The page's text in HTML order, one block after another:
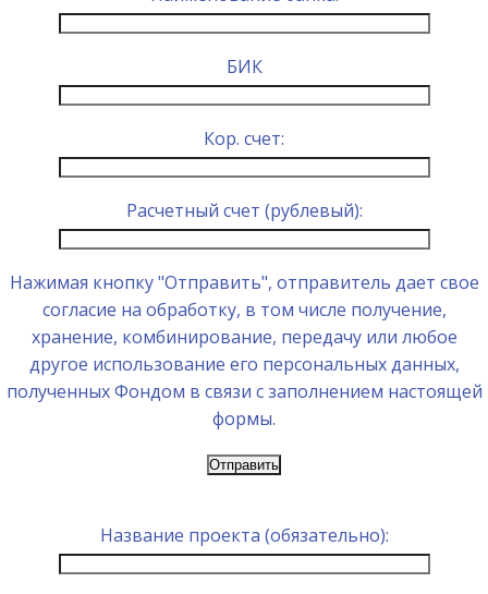
БИК
Кор. счет:
Расчетный счет (рублевый):
Нажимая кнопку "Отправить", отправитель дает свое
согласие на обработку, в том числе получение,
хранение, комбинирование, передачу или любое
другое использование его персональных данных,
полученных Фондом в связи с заполнением настоящей
формы.
Название проекта (обязательно):